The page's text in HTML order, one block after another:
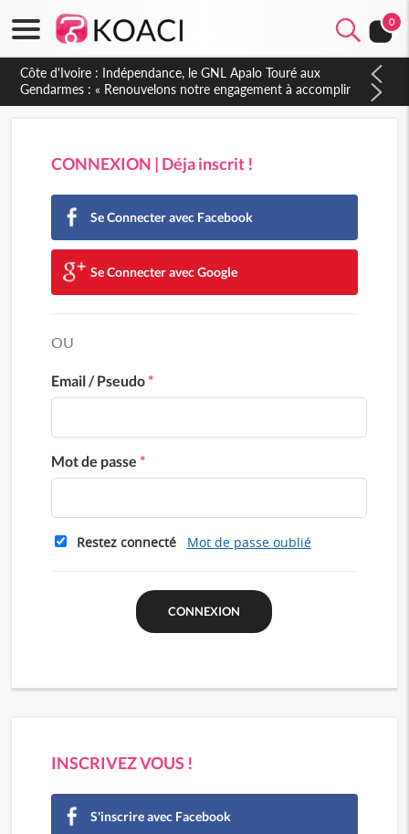
0
Sierra Leone : Un projet de réforme constitutionnelle en
gestation, points clés des amendements, un exclu d'avance
CONNEXION | Déja inscrit !
Se Connecter avec Facebook
Se Connecter avec Google
OU
Email / Pseudo*
Mot de passe *
Restez connecté Mot de passe oublié
INSCRIVEZ VOUS !
S'inscrire avec Facebook